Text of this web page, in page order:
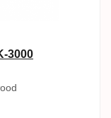
3000